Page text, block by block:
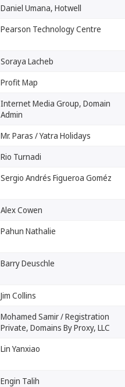
Daniel Umana, Hotwell
Pearson Technology Centre
Soraya Lacheb
Profit Map
Internet Media Group, Domain
Admin
Mr. Paras / Yatra Holidays
Rio Turnadi
Sergio Andrés Figueroa Goméz
Alex Cowen
Pahun Nathalie
Barry Deuschle
Jim Collins
Mohamed Samir / Registration
Private, Domains By Proxy, LLC
Lin Yanxiao
Engin Talih